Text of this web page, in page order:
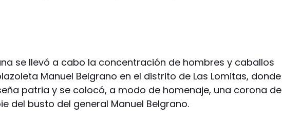
se llevó a cabo la concentración de hombres y caballos
Manuel Belgrano en el distrito de Las Lomitas, donde
patria y se colocó, a modo de homenaje, una corona de
del busto del general Manuel Belgrano.